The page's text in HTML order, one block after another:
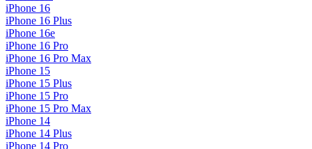
iPhone 16
iPhone 16 Plus
iPhone 16e
iPhone 16 Pro
iPhone 16 Pro Max
iPhone 15
iPhone 15 Plus
iPhone 15 Pro
iPhone 15 Pro Max
iPhone 14
iPhone 14 Plus
iPhone 14 Pro